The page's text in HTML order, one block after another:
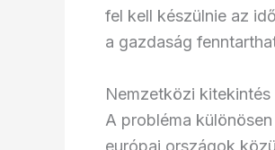
fel kell készülnie az
a gazdaság
Nemzetközi kitekintés
A probléma
európai országok